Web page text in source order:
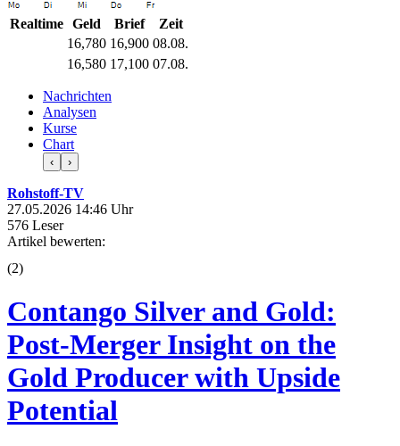
Realtime Geld Brief
Zeit
16,780 16,900 08.08.
16,580 17,100 07.08.
Nachrichten
Analysen
Kurse
Chart
‹ ›
Rohstoff-TV
27.05.2026 14:46 Uhr
576 Leser
Artikel bewerten:
(2)
Contango Silver and Gold:
Post-Merger Insight on the
Gold Producer with Upside
Potential